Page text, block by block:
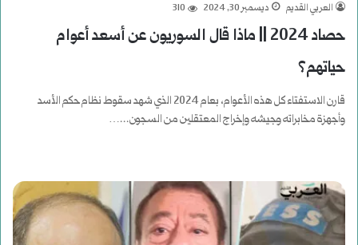
العربي القديم ديسمبر 30, 2024 310
حصاد 2024 || ماذا قال السوريون عن أسعد أعوام
حياتهم؟
قارن الاستفتاء كل هذه الأعوام، بعام 2024 الذي شهد سقوط نظام حكم الأسد
وأجهزة مخابراته وجيشه وإخراج المعتقلين من السجون...…